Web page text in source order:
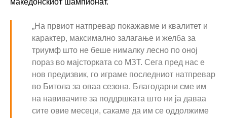
македонскиот шампионат.
„На првиот натпревар покажавме и квалитет и
карактер, максимално залагање и желба за
триумф што не беше нималку лесно по оној
пораз во мајсторката со МЗТ. Сега пред нас е
нов предизвик, го играме последниот натпревар
во Битола за оваа сезона. Благодарни сме им
на навивачите за поддршката што ни ја даваа
сите овие месеци, сакаме да им се оддолжиме